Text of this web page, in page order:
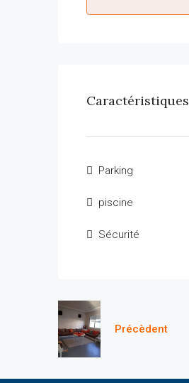
Caractéristiques
Parking
piscine
Sécurité
Précèdent